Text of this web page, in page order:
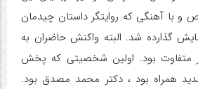
و با آهنگی که روایتگر داستان چیدمان
گذارده شد. البته واکنش حاضران به
متفاوت بود. اولین شخصیتی که پخش
همراه بود ، دکتر محمد مصدق بود.